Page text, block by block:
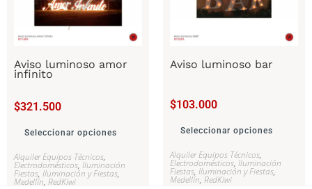
Aviso luminoso amor
infinito
$321.500
Seleccionar opciones
Alquiler Equipos Técnicos,
Electrodomésticos, Iluminación
Fiestas, Iluminación y Fiestas,
Medellín, RedKiwi
Aviso luminoso bar
$103.000
Seleccionar opciones
Alquiler Equipos Técnicos,
Electrodomésticos, Iluminación
Fiestas, Iluminación y Fiestas,
Medellín, RedKiwi